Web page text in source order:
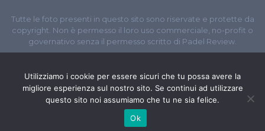
Tutte le foto presenti in questo sito sono riservate e protette da
copyright. Non è permesso il loro uso commerciale, no-profit o
governativo senza il permesso scritto di Padel Review.
// P.I. 11965351007
© Copyright 2020-2026 // Web Developer
Utilizziamo i cookie per essere sicuri che tu possa avere la
migliore esperienza sul nostro sito. Se continui ad utilizzare
questo sito noi assumiamo che tu ne sia felice.
Ok